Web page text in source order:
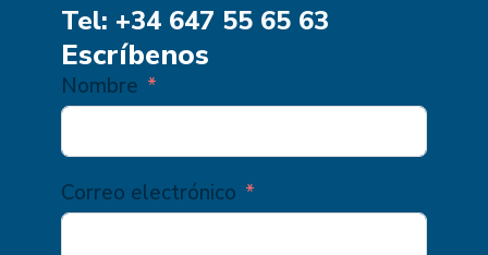
Tel: +34 647 55 65 63
Escríbenos
Nombre
Correo electrónico